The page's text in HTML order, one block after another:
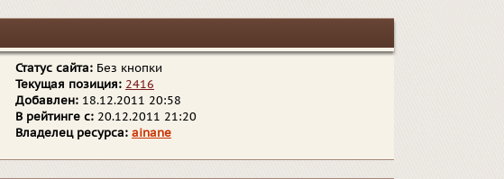
Статус сайта: Без кнопки
Текущая позиция: 2416
Добавлен: 18.12.2011 20:58
В рейтинге с: 20.12.2011 21:20
Владелец ресурса: ainane